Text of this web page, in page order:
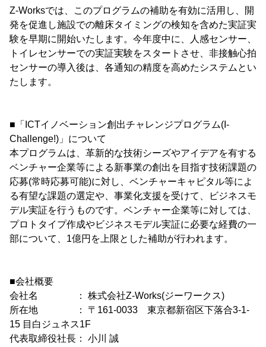
Z-Worksでは、このプログラムの補助を有効に活用し、開
発を促進し施設での離床タイミングの検知を含めた実証実
験を早期に開始いたします。今年度中に、人感センサー、
トイレセンサーでの実証実験をスタートさせ、非接触心拍
センサーの導入後は、各通知の精度を高めたシステムとい
たします。
■「ICTイノベーション創出チャレンジプログラム(I-
Challenge!)」について
本プログラムは、革新的な技術シーズやアイデアを有する
ベンチャー企業等による新事業の創出を目指す技術課題の
応募(常時応募可能)に対し、ベンチャーキャピタル等によ
る有望な課題の選定や、事業化支援を受けて、ビジネスモ
デル実証を行うものです。ベンチャー企業等に対しては、
プロトタイプ作成やビジネスモデル実証に必要な経費の一
部について、1億円を上限とした補助が行われます。
■会社概要
会社名 ： 株式会社Z-Works(ジーワークス)
所在地 ： 〒161-0033 東京都新宿区下落合3-1-
15 目白ジュネス1F
代表取締役社長： 小川 誠